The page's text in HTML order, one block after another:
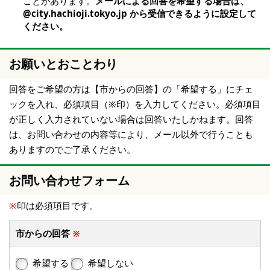
@city.hachioji.tokyo.jp から受信できるように設定して
ください。
お願いとおことわり
回答をご希望の方は【市からの回答】の「希望する」にチェ
ックを入れ、必須項目（※印）を入力してください。必須項目
が正しく入力されていない場合は回答いたしかねます。回答
は、お問い合わせの内容等により、メール以外で行うことも
ありますのでご了承ください。
お問い合わせフォーム
※印は必須項目です。
市からの回答 ※
希望する
希望しない